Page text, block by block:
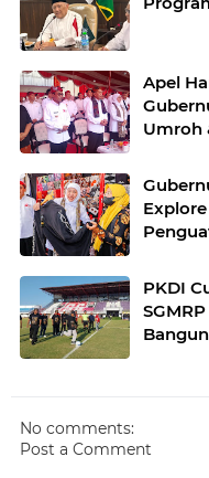
Apel
Umroh
Pelaku
PKDI
No comments:
Post a Comment